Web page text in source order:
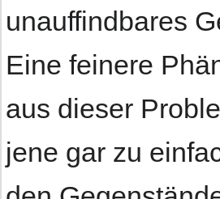
unauffindbares
Eine feinere
aus dieser
jene gar zu